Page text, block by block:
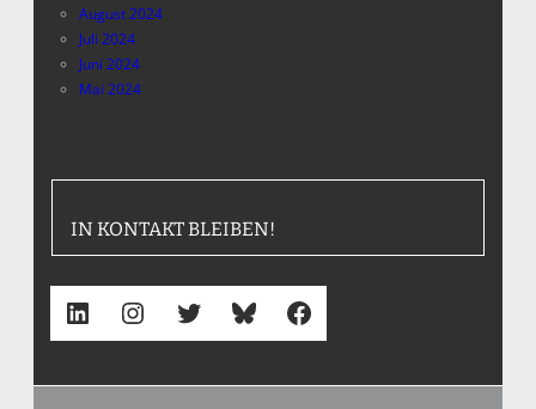
August 2024
Juli 2024
Juni 2024
Mai 2024
IN KONTAKT BLEIBEN!
LinkedIn Instagram Twitter Bluesky Facebook